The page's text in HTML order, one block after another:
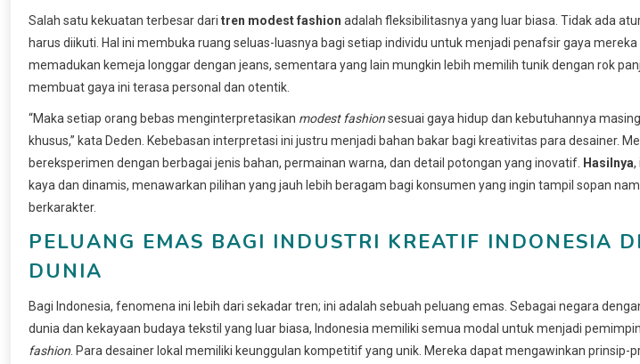
Salah satu kekuatan terbesar dari tren modest fashion adalah fleksibilitasnya yang luar biasa. Tidak ada
harus diikuti. Hal ini membuka ruang seluas-luasnya bagi setiap individu untuk menjadi penafsir gaya
memadukan kemeja longgar dengan jeans, sementara yang lain mungkin lebih memilih tunik dengan rok
membuat gaya ini terasa personal dan otentik.
“Maka setiap orang bebas menginterpretasikan modest fashionsesuai gaya hidup dan kebutuhannya
khusus,” kata Deden. Kebebasan interpretasi ini justru menjadi bahan bakar bagi kreativitas para desainer.
bereksperimen dengan berbagai jenis bahan, permainan warna, dan detail potongan yang inovatif. Hasilnya,
kaya dan dinamis, menawarkan pilihan yang jauh lebih beragam bagi konsumen yang ingin tampil sopan
berkarakter.
PELUANG EMAS BAGI INDUSTRI KREATIF INDONESIA
DUNIA
Bagi Indonesia, fenomena ini lebih dari sekadar tren; ini adalah sebuah peluang emas. Sebagai negara
dunia dan kekayaan budaya tekstil yang luar biasa, Indonesia memiliki semua modal untuk menjadi
fashion . Para desainer lokal memiliki keunggulan kompetitif yang unik. Mereka dapat mengawinkan prinsip-